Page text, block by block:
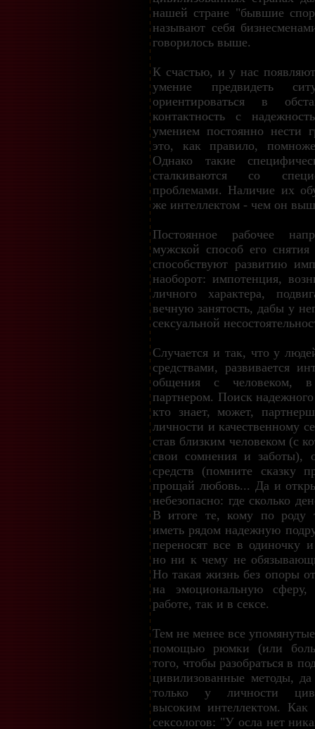
нашей стране "бывшие
называют себя
говорилось выше.
К счастью, и у нас
умение предвидеть
ориентироваться в
контактность с
умением постоянно нести
это, как правило,
Однако такие
сталкиваются со
проблемами. Наличие их
же интеллектом - чем он
Постоянное рабочее
мужской способ его
способствуют развитию
наоборот: импотенция,
личного характера,
вечную занятость, дабы у
сексуальной
Случается и так, что у
средствами, развивается
общения с человеком,
партнером. Поиск
кто знает, может,
личности и качественному
став близким человеком (с
свои сомнения и заботы),
средств (помните сказку
прощай любовь... Да и
небезопасно: где сколько
В итоге те, кому по роду
иметь рядом надежную
переносят все в одиночку
но ни к чему не
Но такая жизнь без опоры
на эмоциональную
работе, так и в сексе.
Тем не менее все
помощью рюмки (или
того, чтобы разобраться в
цивилизованные методы,
только у личности
высоким интеллектом. Как
сексологов: "У осла нет